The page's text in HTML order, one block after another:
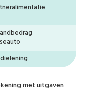
met uitgaven